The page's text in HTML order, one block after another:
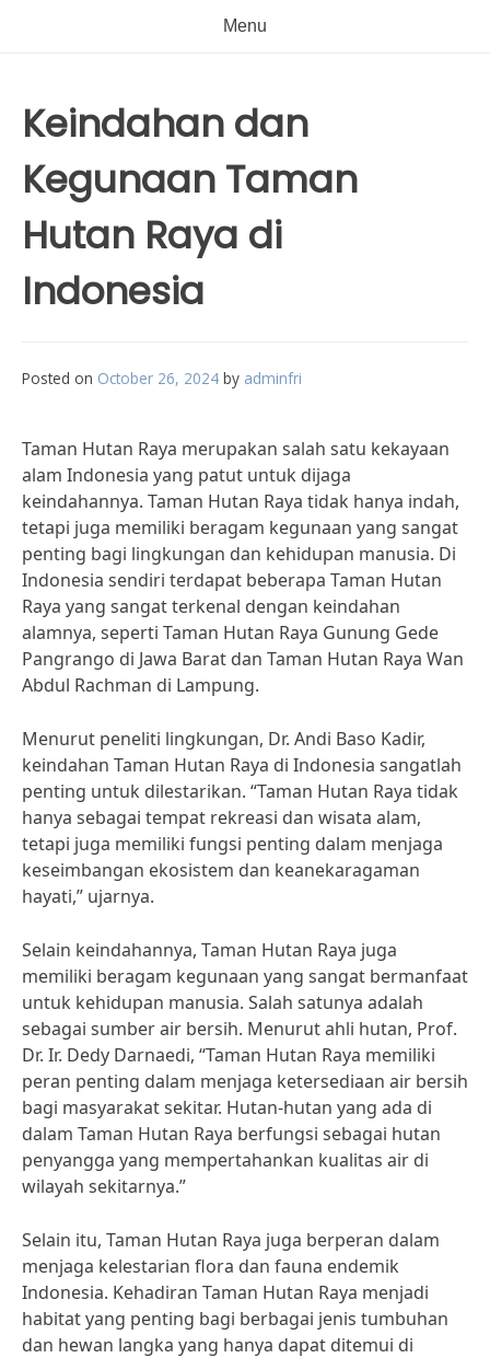
Menu
Keindahan dan
Kegunaan Taman
Hutan Raya di
Indonesia
Posted on October 26, 2024 by adminfri
Taman Hutan Raya merupakan salah satu kekayaan
alam Indonesia yang patut untuk dijaga
keindahannya. Taman Hutan Raya tidak hanya indah,
tetapi juga memiliki beragam kegunaan yang sangat
penting bagi lingkungan dan kehidupan manusia. Di
Indonesia sendiri terdapat beberapa Taman Hutan
Raya yang sangat terkenal dengan keindahan
alamnya, seperti Taman Hutan Raya Gunung Gede
Pangrango di Jawa Barat dan Taman Hutan Raya Wan
Abdul Rachman di Lampung.
Menurut peneliti lingkungan, Dr. Andi Baso Kadir,
keindahan Taman Hutan Raya di Indonesia sangatlah
penting untuk dilestarikan. “Taman Hutan Raya tidak
hanya sebagai tempat rekreasi dan wisata alam,
tetapi juga memiliki fungsi penting dalam menjaga
keseimbangan ekosistem dan keanekaragaman
hayati,” ujarnya.
Selain keindahannya, Taman Hutan Raya juga
memiliki beragam kegunaan yang sangat bermanfaat
untuk kehidupan manusia. Salah satunya adalah
sebagai sumber air bersih. Menurut ahli hutan, Prof.
Dr. Ir. Dedy Darnaedi, “Taman Hutan Raya memiliki
peran penting dalam menjaga ketersediaan air bersih
bagi masyarakat sekitar. Hutan-hutan yang ada di
dalam Taman Hutan Raya berfungsi sebagai hutan
penyangga yang mempertahankan kualitas air di
wilayah sekitarnya.”
Selain itu, Taman Hutan Raya juga berperan dalam
menjaga kelestarian flora dan fauna endemik
Indonesia. Kehadiran Taman Hutan Raya menjadi
habitat yang penting bagi berbagai jenis tumbuhan
dan hewan langka yang hanya dapat ditemui di